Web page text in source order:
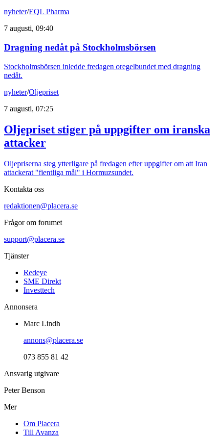
nyheter/EQL Pharma
7 augusti, 09:40
Dragning nedåt på Stockholmsbörsen
Stockholmsbörsen inledde fredagen oregelbundet med dragning
nedåt.
nyheter/Oljepriset
7 augusti, 07:25
Oljepriset stiger på uppgifter om iranska
attacker
Oljepriserna steg ytterligare på fredagen efter uppgifter om att Iran
attackerat "fientliga mål" i Hormuzsundet.
Kontakta oss
redaktionen@placera.se
Frågor om forumet
support@placera.se
Tjänster
Redeye
SME Direkt
Investtech
Annonsera
Marc Lindh
annons@placera.se
073 855 81 42
Ansvarig utgivare
Peter Benson
Mer
Om Placera
Till Avanza